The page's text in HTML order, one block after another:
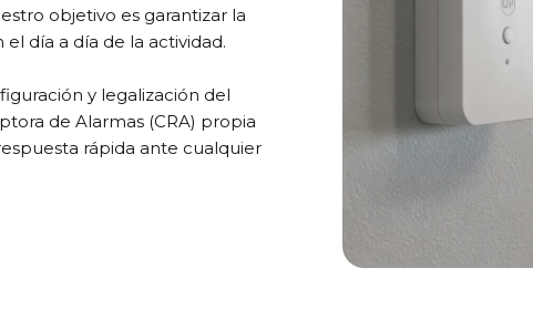
objetivo es garantizar la
día a día de la actividad.
y legalización del
de Alarmas (CRA) propia
rápida ante cualquier